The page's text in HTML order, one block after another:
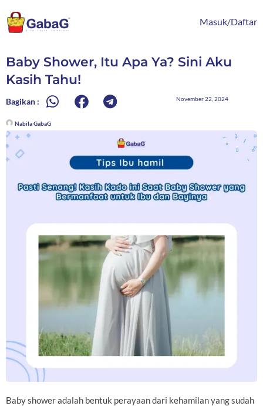
ke
konten
Masuk/Daftar
Baby Shower, Itu Apa Ya? Sini Aku
Kasih Tahu!
Bagikan : November 22, 2024
Nabila GabaG
Baby shower adalah bentuk perayaan dari kehamilan yang sudah